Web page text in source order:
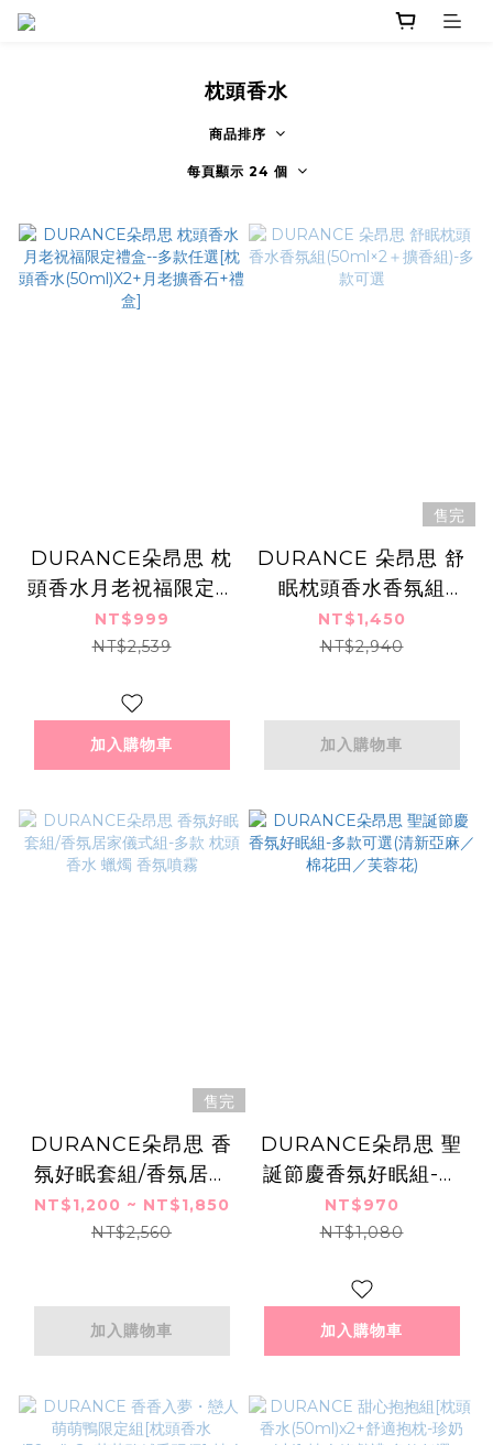
枕頭香水
商品排序
每頁顯示 24 個
DURANCE朵昂思 枕
頭香水月老祝福限定禮
盒--多款任選[枕頭香
水(50ml)X2+月老擴
NT$999
NT$2,539
加入購物車
售完
DURANCE 朵昂思 舒
眠枕頭香水香氛組
(50ml×2＋擴香組)-多
款可選
NT$1,450
NT$2,940
加入購物車
售完
DURANCE朵昂思 香
氛好眠套組/香氛居家
儀式組-多款 枕頭香水
蠟燭 香氛噴霧
NT$1,200 ~ NT$1,850
NT$2,560
加入購物車
DURANCE朵昂思 聖
誕節慶香氛好眠組-多
款可選(清新亞麻／棉
花田／芙蓉花)
NT$970
NT$1,080
加入購物車